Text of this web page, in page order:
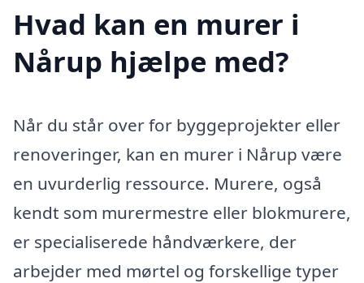
Hvad kan en murer i
Nårup hjælpe med?
Når du står over for byggeprojekter eller
renoveringer, kan en murer i Nårup være
en uvurderlig ressource. Murere, også
kendt som murermestre eller blokmurere,
er specialiserede håndværkere, der
arbejder med mørtel og forskellige typer